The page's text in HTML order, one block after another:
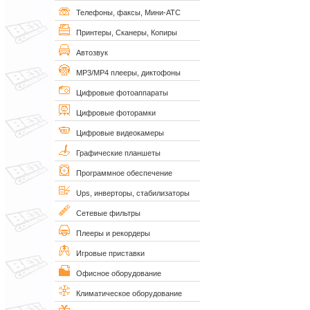
Телефоны, факсы, Мини-АТС
Принтеры, Сканеры, Копиры
Автозвук
MP3/MP4 плееры, диктофоны
Цифровые фотоаппараты
Цифровые фоторамки
Цифровые видеокамеры
Графические планшеты
Программное обеспечение
Ups, инверторы, стабилизаторы
Сетевые фильтры
Плееры и рекордеры
Игровые приставки
Офисное оборудование
Климатическое оборудование